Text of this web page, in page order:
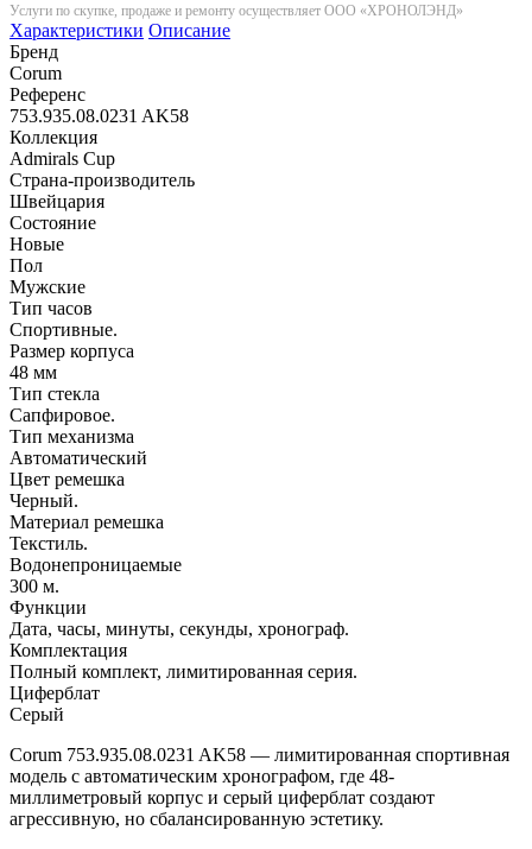
Услуги по скупке, продаже и ремонту осуществляет ООО «ХРОНОЛЭНД»
Характеристики Описание
Бренд
Corum
Референс
753.935.08.0231 AK58
Коллекция
Admirals Cup
Страна-производитель
Швейцария
Состояние
Новые
Пол
Мужские
Тип часов
Спортивные.
Размер корпуса
48 мм
Тип стекла
Сапфировое.
Тип механизма
Автоматический
Цвет ремешка
Черный.
Материал ремешка
Текстиль.
Водонепроницаемые
300 м.
Функции
Дата, часы, минуты, секунды, хронограф.
Комплектация
Полный комплект, лимитированная серия.
Циферблат
Серый
Corum 753.935.08.0231 AK58 — лимитированная спортивная
модель с автоматическим хронографом, где 48-
миллиметровый корпус и серый циферблат создают
агрессивную, но сбалансированную эстетику.